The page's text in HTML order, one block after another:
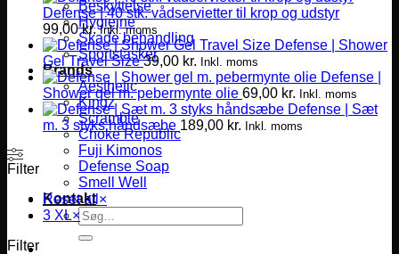
Beskyttelse
Hygiejne
Skade behandling
Sportstasker
Brands
Aesthetic
Kingz
Scramble
Choke Republic
Fuji Kimonos
Defense Soap
Smell Well
Kontakt
Søg
efter:
Defense | 40 stk. vådservietter til krop og udstyr
99,00kr. Inkl. moms
Defense | Shower
Gel Travel Size 39,00 kr. Inkl. moms
Defense |
Shower gel m. pebermynte olie 69,00 kr. Inkl. moms
Defense | Sæt
m. 3 styks håndsæbe 189,00 kr. Inkl. moms
Filter
Reset all ×
3 XL×
Filter